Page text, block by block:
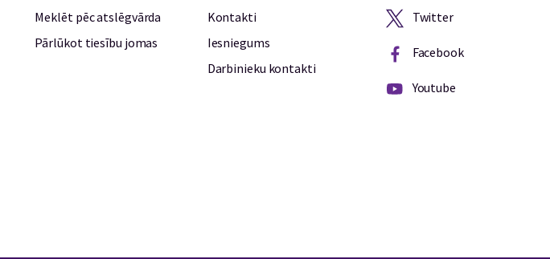
Meklēt pēc atslēgvārda
Pārlūkot tiesību jomas
Kontakti
Iesniegums
Darbinieku kontakti
Twitter
Facebook
Youtube